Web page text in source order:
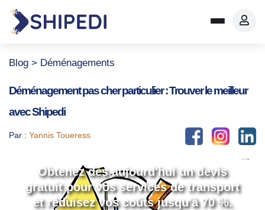
Blog > Déménagements
Déménagement pas cher particulier : Trouver le meilleur
avec Shipedi
Par : Yannis Toueress
Obtenez dès aujourd'hui un devis
gratuit pour vos services de transport
et réduisez vos coûts jusqu'à 70 %.